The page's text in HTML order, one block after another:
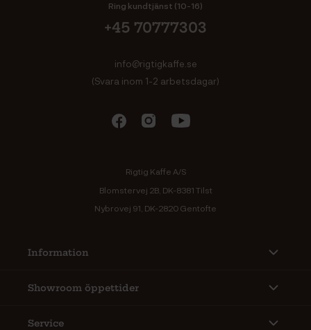
Ring kundtjänst (10-16)
+45 70777303
info@rigtigkaffe.se
(Svara inom 1-2 arbetsdagar)
Rigtig Kaffe A/S
Blomstervej 2B, DK-8381 Tilst
Nybrovej 91, DK-2820 Gentofte
Information
Showroom öppettider
Service